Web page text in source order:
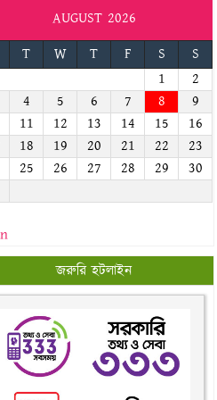
AUGUST 2026
T W T F S
S
1
2
4 5 6 7 8
9
11 12 13 14 15
16
18 19 20 21 22
23
25 26 27 28 29
30
জরুরি হটলাইন